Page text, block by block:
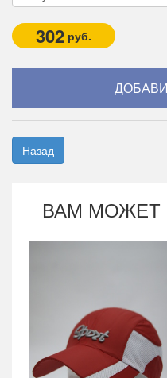
302 руб.
Назад
ВАМ МОЖЕТ